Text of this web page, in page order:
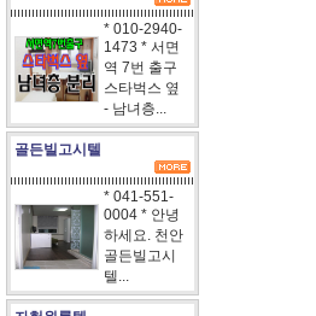
* 010-2940-
1473 * 서면
역 7번 출구
스타벅스 옆
- 남녀층...
골든빌고시텔
* 041-551-
0004 * 안녕
하세요. 천안
골든빌고시
텔...